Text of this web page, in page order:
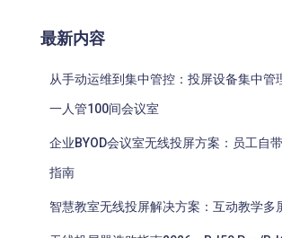
最新内容
从手动运维到集中管控：投屏设备集中管
一人管100间会议室
企业BYOD会议室无线投屏方案：员工自
指南
智慧教室无线投屏解决方案：互动教学多